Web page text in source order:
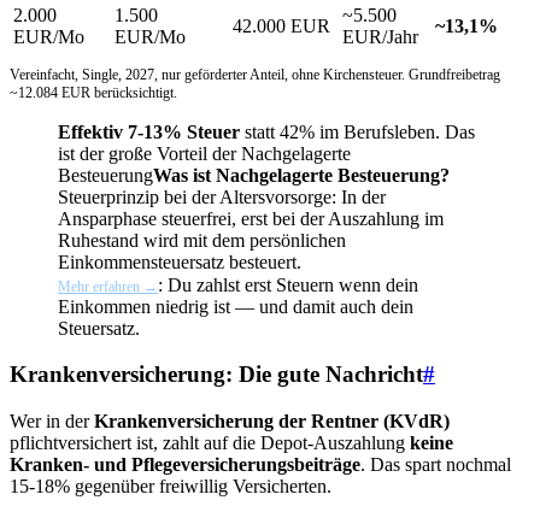
2.000
EUR/Mo
1.500
EUR/Mo
42.000 EUR
~5.500
EUR/Jahr
~13,1%
Vereinfacht, Single, 2027, nur geförderter Anteil, ohne Kirchensteuer. Grundfreibetrag
~12.084 EUR berücksichtigt.
Effektiv 7-13% Steuer statt 42% im Berufsleben. Das
ist der große Vorteil derNachgelagerte
BesteuerungWas ist Nachgelagerte Besteuerung?
Steuerprinzip bei der Altersvorsorge: In der
Ansparphase steuerfrei, erst bei der Auszahlung im
Ruhestand wird mit dem persönlichen
Einkommensteuersatz besteuert.
Mehr erfahren → : Du zahlst erst Steuern wenn dein
Einkommen niedrig ist — und damit auch dein
Steuersatz.
Krankenversicherung: Die gute Nachricht#
Wer in derKrankenversicherung der Rentner (KVdR)
pflichtversichert ist, zahlt auf die Depot-Auszahlung keine
Kranken- und Pflegeversicherungsbeiträge. Das spart nochmal
15-18% gegenüber freiwillig Versicherten.